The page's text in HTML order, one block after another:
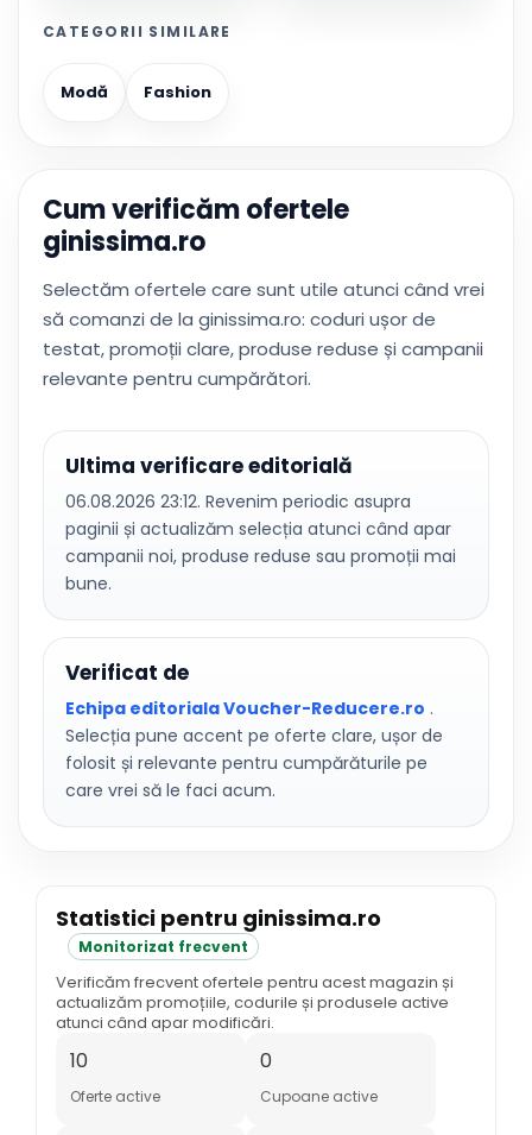
CATEGORII SIMILARE
Modă Fashion
Cum verificăm ofertele
ginissima.ro
Selectăm ofertele care sunt utile atunci când vrei
să comanzi de la ginissima.ro: coduri ușor de
testat, promoții clare, produse reduse și campanii
relevante pentru cumpărători.
Ultima verificare editorială
06.08.2026 23:12. Revenim periodic asupra
paginii și actualizăm selecția atunci când apar
campanii noi, produse reduse sau promoții mai
bune.
Verificat de
Echipa editoriala Voucher-Reducere.ro .
Selecția pune accent pe oferte clare, ușor de
folosit și relevante pentru cumpărăturile pe
care vrei să le faci acum.
Statistici pentru ginissima.ro
Monitorizat frecvent
Verificăm frecvent ofertele pentru acest magazin și
actualizăm promoțiile, codurile și produsele active
atunci când apar modificări.
10
Oferte active
0
Cupoane active